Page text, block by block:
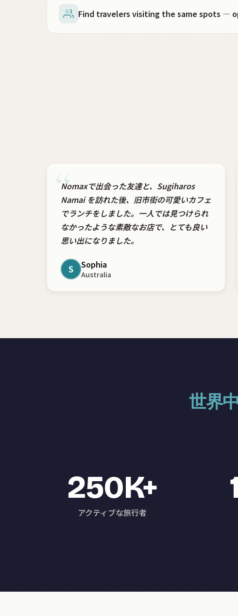
Find travelers visiting the same spots —
“
Nomaxで出会った友達と、Sugiharos
Namai を訪れた後、旧市街の可愛いカフェ
でランチをしました。一人では見つけられ
なかったような素敵なお店で、とても良い
思い出になりました。
S Sophia
Australia
世界
250K+
アクティブな旅行者